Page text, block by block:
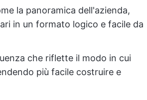
la panoramica dell'azienda,
in un formato logico e facile da
che riflette il modo in cui
più facile costruire e